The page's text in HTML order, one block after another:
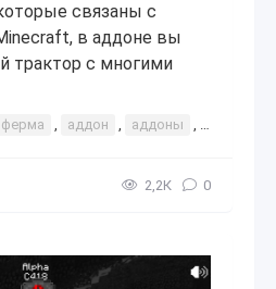
связаны с
в аддоне вы
трактор с многими
ферма , аддон , аддоны ,
2,2К 0